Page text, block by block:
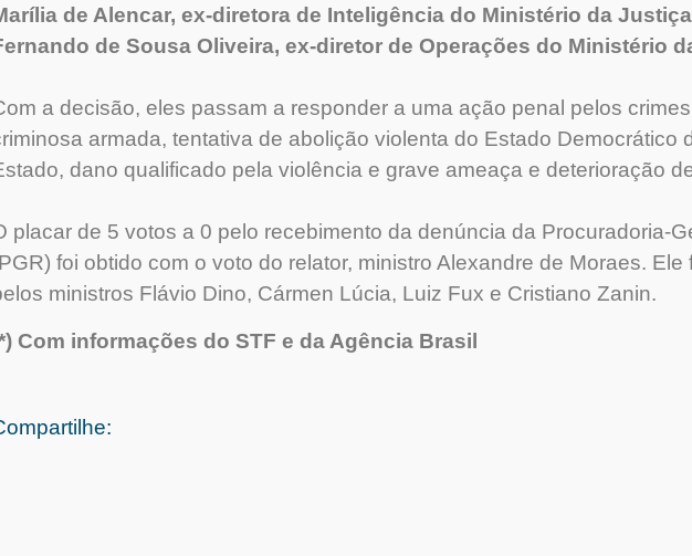
de Alencar, ex-diretora de Inteligência do Ministério da
de Sousa Oliveira, ex-diretor de Operações do Ministério
a decisão, eles passam a responder a uma ação penal pelos
armada, tentativa de abolição violenta do Estado Democrático
dano qualificado pela violência e grave ameaça e deterioração
placar de 5 votos a 0 pelo recebimento da denúncia da Procuradoria-
foi obtido com o voto do relator, ministro Alexandre de Moraes.
ministros Flávio Dino, Cármen Lúcia, Luiz Fux e Cristiano Zanin.
Com informações do STF e da Agência Brasil